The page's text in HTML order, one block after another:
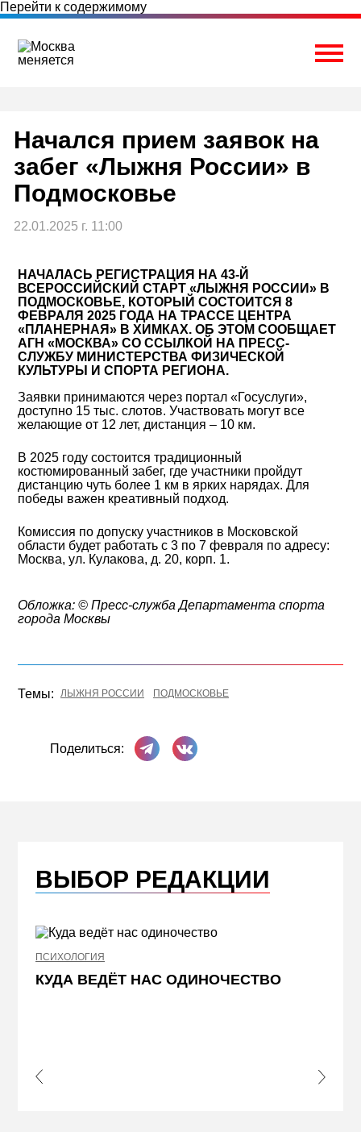
Перейти к содержимому
Начался прием заявок на
забег «Лыжня России» в
Подмосковье
22.01.2025 г. 11:00
НАЧАЛАСЬ РЕГИСТРАЦИЯ НА 43-Й
ВСЕРОССИЙСКИЙ СТАРТ «ЛЫЖНЯ РОССИИ» В
ПОДМОСКОВЬЕ, КОТОРЫЙ СОСТОИТСЯ 8
ФЕВРАЛЯ 2025 ГОДА НА ТРАССЕ ЦЕНТРА
«ПЛАНЕРНАЯ» В ХИМКАХ. ОБ ЭТОМ СООБЩАЕТ
АГН « МОСКВА» СО ССЫЛКОЙ НА ПРЕСС-
СЛУЖБУ МИНИСТЕРСТВА ФИЗИЧЕСКОЙ
КУЛЬТУРЫ И СПОРТА РЕГИОНА.
Заявки принимаются через портал «Госуслуги»,
доступно 15 тыс. слотов. Участвовать могут все
желающие от 12 лет, дистанция – 10 км.
В 2025 году состоится традиционный
костюмированный забег, где участники пройдут
дистанцию чуть более 1 км в ярких нарядах. Для
победы важен креативный подход.
Комиссия по допуску участников в Московской
области будет работать с 3 по 7 февраля по адресу:
Москва, ул. Кулакова, д. 20, корп. 1.
Обложка: © Пресс-служба Департамента спорта
города Москвы
Темы: ЛЫЖНЯ РОССИИ ПОДМОСКОВЬЕ
Поделиться:
Поделиться в Телеграме
Поделиться ВКонтакте
ВЫБОР РЕДАКЦИИ
ПСИХОЛОГИЯ
КУДА ВЕДЁТ НАС ОДИНОЧЕСТВО
Slide
Next